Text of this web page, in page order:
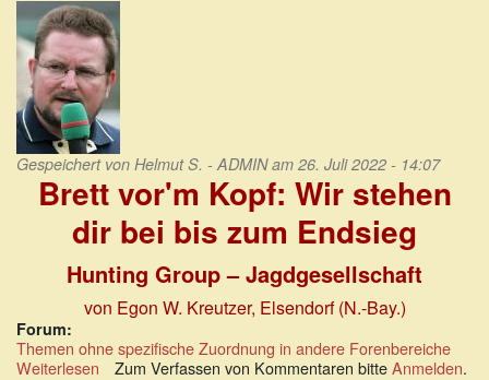
Gespeichert von Helmut S. - ADMINam 26. Juli 2022 - 14:07
Brett vor'm Kopf: Wir stehen
dir bei bis zum Endsieg
Hunting Group – Jagdgesellschaft
von Egon W. Kreutzer, Elsendorf (N.-Bay.)
Forum:
Themen ohne spezifische Zuordnung in andere Forenbereiche
Weiterlesen über
Zum Verfassen von Kommentaren bitteAnmelden.